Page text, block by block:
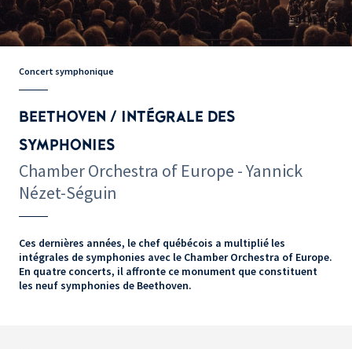
Concert symphonique
BEETHOVEN / INTÉGRALE DES
SYMPHONIES
Chamber Orchestra of Europe - Yannick
Nézet-Séguin
Ces dernières années, le chef québécois a multiplié les
intégrales de symphonies avec le Chamber Orchestra of Europe.
En quatre concerts, il affronte ce monument que constituent
les neuf symphonies de Beethoven.